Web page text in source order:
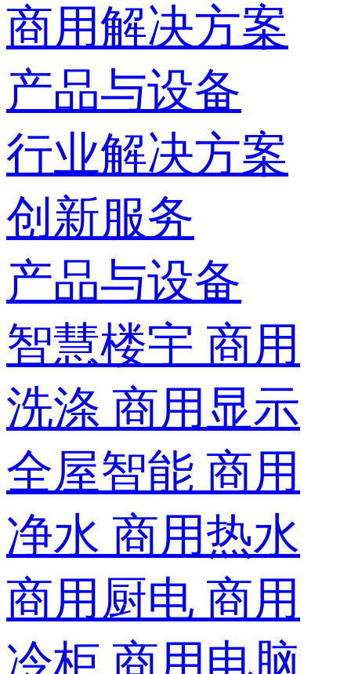
商用解决方案
产品与设备
行业解决方案
创新服务
产品与设备
智慧楼宇 商用
洗涤 商用显示
全屋智能 商用
净水 商用热水
商用厨电 商用
冷柜 商用电脑